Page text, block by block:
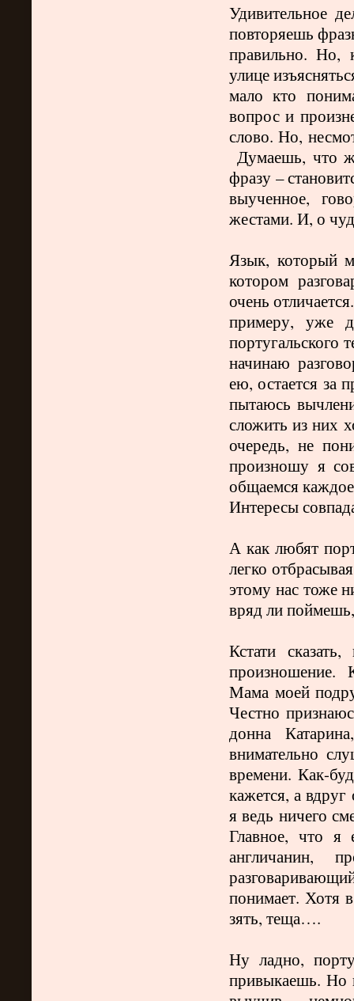
Удивительное
повторяешь
правильно. Но,
улице
мало кто
вопрос и
слово. Но,
Думаешь, что
фразу –
выученное,
жестами. И, о
Язык, который
котором
очень
примеру, уже
португальского
начинаю
ею, остается за
пытаюсь
сложить из них
очередь, не
произношу я
общаемся
Интересы
А как любят
легко
этому нас тоже
вряд ли
Кстати
произношение.
Мама моей
Честно
донна
внимательно
времени. Как-
кажется, а
я ведь ничего
Главное, что
англичанин,
понимает. Хотя
зять, теща….
Ну ладно,
привыкаешь. Но